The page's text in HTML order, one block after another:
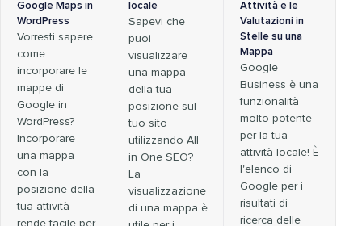
Google Maps in
WordPress
Vorresti sapere
come
incorporare le
mappe di
Google in
WordPress?
Incorporare
una mappa
con la
posizione della
tua attività
locale
Sapevi che
puoi
visualizzare
una mappa
della tua
posizione sul
tuo sito
utilizzando All
in One SEO?
La
visualizzazione
di una mappa è
Attività e le
Valutazioni in
Stelle su una
Mappa
Google
Business è una
funzionalità
molto potente
per la tua
attività locale! È
l'elenco di
Google per i
risultati di
ricerca delle